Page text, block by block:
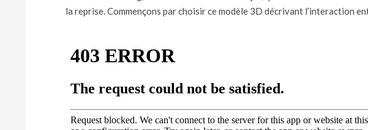
la reprise. Commençons par choisir ce modèle 3D décrivant l’interaction